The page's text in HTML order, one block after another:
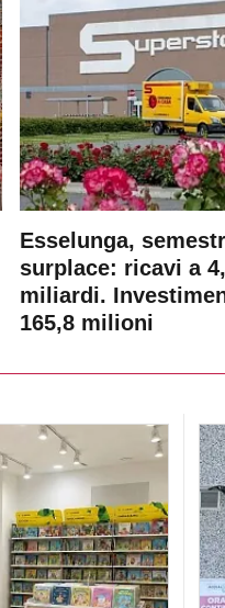
Esselunga,
surplace: ricavi a
miliardi.
165,8 milioni